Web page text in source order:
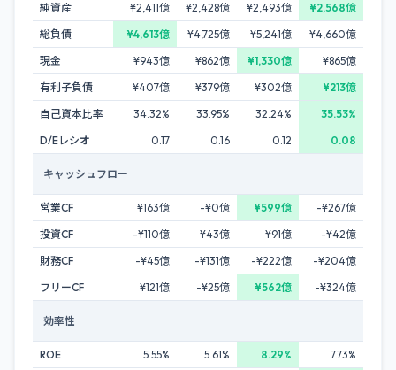
純資産
¥2,411億 ¥2,428億 ¥2,493億
¥2,568億
総負債
¥4,613億 ¥4,725億 ¥5,241億
¥4,660億
現金
¥943億 ¥862億 ¥1,330億
¥865億
有利子負債
¥407億 ¥379億 ¥302億
¥213億
自己資本比率
34.32% 33.95% 32.24%
35.53%
D/Eレシオ
0.17 0.16 0.12 0.08
キャッシュフロー
営業CF ¥163億 -¥0億 ¥599億
-¥267億
投資CF
-¥110億 ¥43億 ¥91億
-¥42億
財務CF
-¥45億 -¥131億 -¥222億
-¥204億
フリーCF
¥121億 -¥25億 ¥562億 -¥324億
効率性
ROE 5.55% 5.61% 8.29%
7.73%